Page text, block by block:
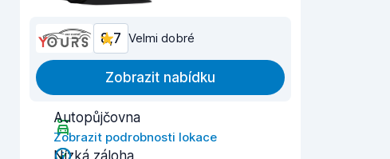
8,7 Velmi dobré
Zobrazit nabídku
Autopůjčovna
Zobrazit podrobnosti lokace
Nízká záloha